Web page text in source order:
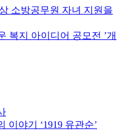
소방공무원 자녀 지원을
복지 아이디어 공모전 ’개
이야기 ‘1919 유관순’